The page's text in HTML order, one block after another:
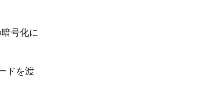
号化に
ドを渡